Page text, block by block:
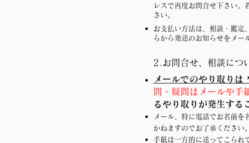
レスで再度お問合せ下さい
さい。
お支払い方法は、相談・鑑定
らから発送のお知らせをメー
2.お問合せ、相談につ
メールでのやり取りは
問・疑問はメールや手
るやり取りが発生する
メール、特に電話でお名前
かねますのでお了承ください。​
手紙は一方的に送ってこられ